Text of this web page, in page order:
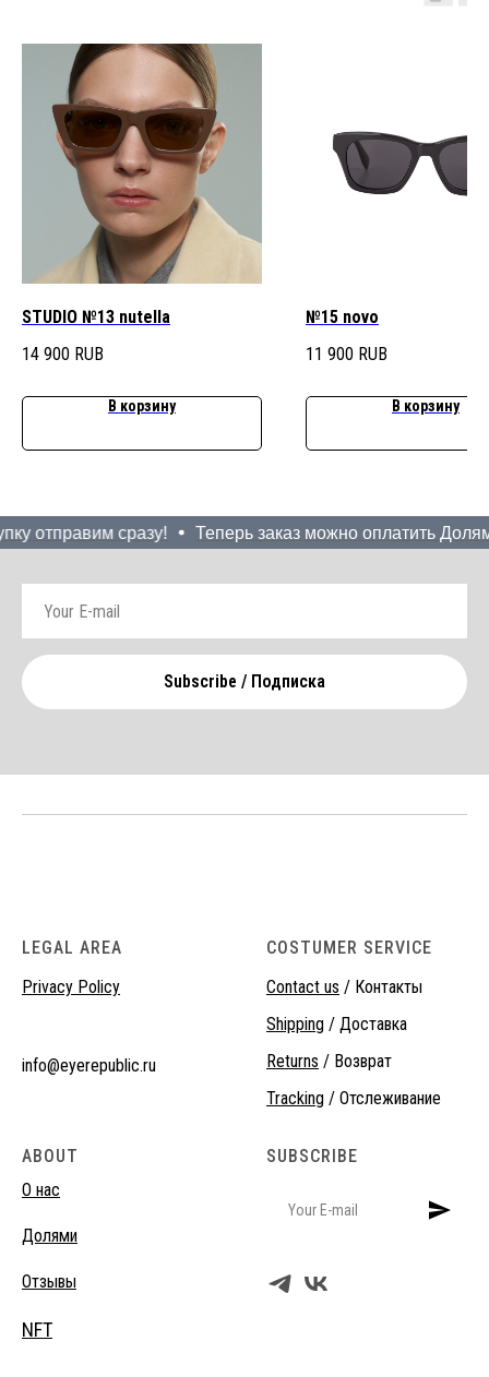
STUDIO №13 nutella
14 900 RUB
В корзину
№15 novo
11 900 RUB
В корзину
отправим сразу! Теперь заказ можно оплатить
Subscribe / Подписка
LEGAL AREA
Privacy Policy
info@eyerepublic.ru
COSTUMER SERVICE
Contact us / Контакты
Shipping / Доставка
Returns / Возврат
Tracking / Отслеживание
ABOUT
О нас
Долями
Отзывы
NFT
SUBSCRIBE